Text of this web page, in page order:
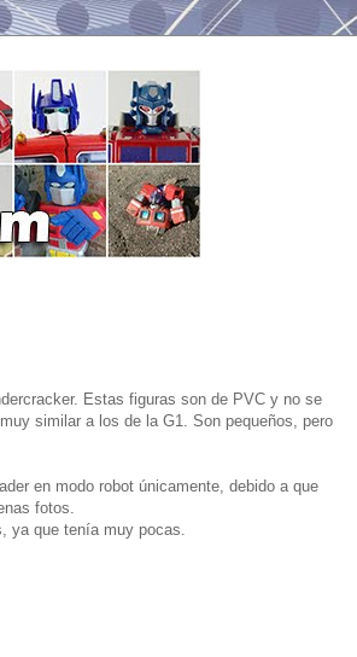
Estas figuras son de PVC y no se
similar a los de la G1. Son pequeños, pero
en modo robot únicamente, debido a que
fotos.
ya que tenía muy pocas.